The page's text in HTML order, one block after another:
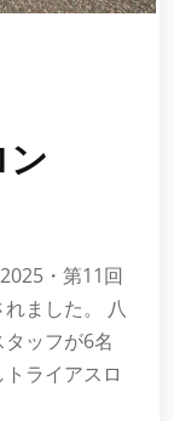
・第11回
ました。 八
ッフが6名
ライアスロ